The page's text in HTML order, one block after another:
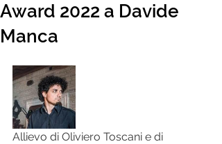
Award 2022 a Davide
Manca
Allievo di Oliviero Toscani e di